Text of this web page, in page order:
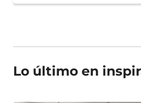
Lo último en